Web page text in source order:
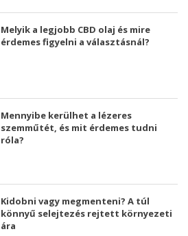
Melyik a legjobb CBD olaj és mire
érdemes figyelni a választásnál?
Mennyibe kerülhet a lézeres
szemműtét, és mit érdemes tudni
róla?
Kidobni vagy megmenteni? A túl
könnyű selejtezés rejtett környezeti
ára